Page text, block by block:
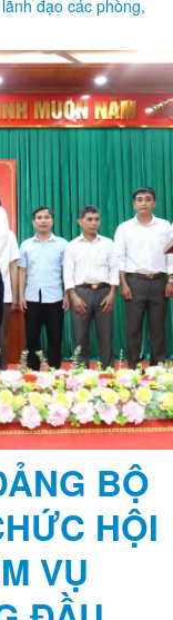
BỘ
HỘI
VỤ
ĐẦU